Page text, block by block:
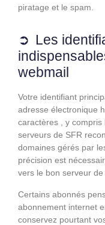
piratage et le spam.
Les
webmail
Votre identifiant
adresse électronique
caractères , y compris
serveurs de SFR
domaines gérés par
précision est
vers le bon serveur de
Certains abonnés
abonnement internet
conservez pourtant